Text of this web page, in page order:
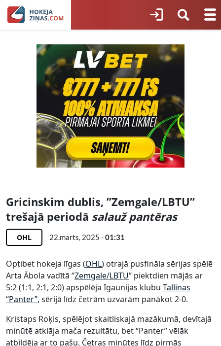
Gricinskim dublis, ”Zemgale/LBTU”
trešajā periodā salauž pantēras
OHL 22.marts, 2025 -01:31
Optibet hokeja līgas (OHL) otrajā pusfināla sērijas spēlē
Arta Ābola vadītā “Zemgale/LBTU” piektdien mājās ar
5:2 (1:1, 2:1, 2:0) apspēlēja Igaunijas klubu Tallinas
“Panter”, sērijā līdz četrām uzvarām panākot 2-0.
Kristaps Roķis, spēlējot skaitliskajā mazākumā, devītajā
minūtē atklāja mača rezultātu, bet “Panter” vēlāk
atbildēja ar to pašu. Četras minūtes līdz pirmās